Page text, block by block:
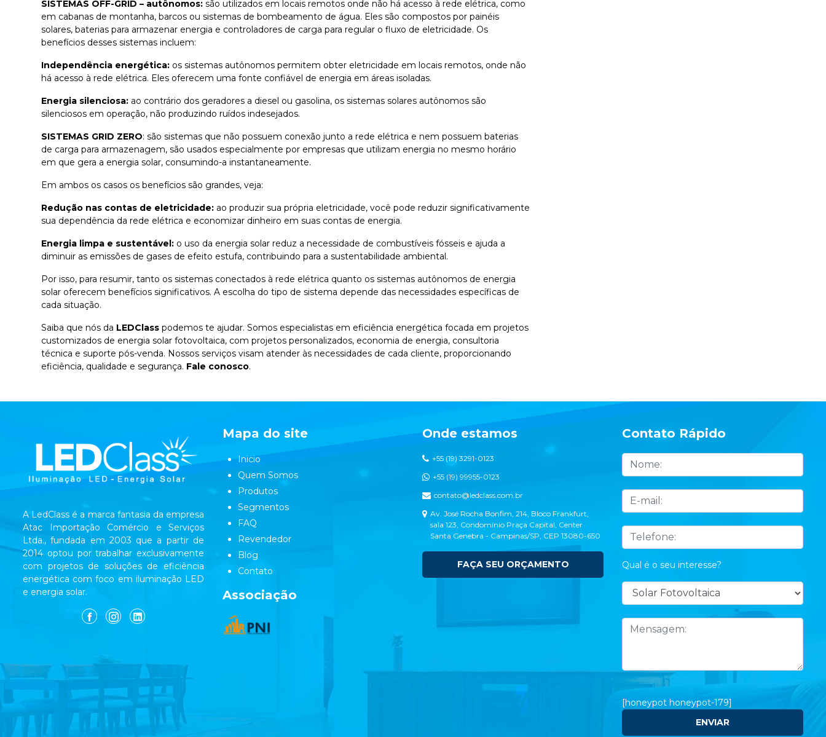
SISTEMAS OFF-GRID – autônomos: são utilizados em locais remotos onde não há acesso à rede elétrica, como
em cabanas de montanha, barcos ou sistemas de bombeamento de água. Eles são compostos por painéis
solares, baterias para armazenar energia e controladores de carga para regular o fluxo de eletricidade. Os
benefícios desses sistemas incluem:
Independência energética: os sistemas autônomos permitem obter eletricidade em locais remotos, onde não
há acesso à rede elétrica. Eles oferecem uma fonte confiável de energia em áreas isoladas.
Energia silenciosa: ao contrário dos geradores a diesel ou gasolina, os sistemas solares autônomos são
silenciosos em operação, não produzindo ruídos indesejados.
SISTEMAS GRID ZERO: são sistemas que não possuem conexão junto a rede elétrica e nem possuem baterias
de carga para armazenagem, são usados especialmente por empresas que utilizam energia no mesmo horário
em que gera a energia solar, consumindo-a instantaneamente.
Em ambos os casos os benefícios são grandes, veja:
Redução nas contas de eletricidade: ao produzir sua própria eletricidade, você pode reduzir significativamente
sua dependência da rede elétrica e economizar dinheiro em suas contas de energia.
Energia limpa e sustentável: o uso da energia solar reduz a necessidade de combustíveis fósseis e ajuda a
diminuir as emissões de gases de efeito estufa, contribuindo para a sustentabilidade ambiental.
Por isso, para resumir, tanto os sistemas conectados à rede elétrica quanto os sistemas autônomos de energia
solar oferecem benefícios significativos. A escolha do tipo de sistema depende das necessidades específicas de
cada situação.
Saiba que nós da LEDClass podemos te ajudar. Somos especialistas em eficiência energética focada em projetos
customizados de energia solar fotovoltaica, com projetos personalizados, economia de energia, consultoria
técnica e suporte pós-venda. Nossos serviços visam atender às necessidades de cada cliente, proporcionando
eficiência, qualidade e segurança. Fale conosco.
A LedClass é a marca fantasia da empresa
Atac Importação Comércio e Serviços
Ltda., fundada em 2003 que a partir de
2014 optou por trabalhar exclusivamente
com projetos de soluções de eficiência
energética com foco em iluminação LED
e energia solar.
Mapa do site
Inicio
Quem Somos
Produtos
Segmentos
FAQ
Revendedor
Blog
Contato
Associação
Onde estamos
+55 (19) 3291-0123
+55 (19) 99955-0123
contato@ledclass.com.br
Av. José Rocha Bonfim, 214, Bloco Frankfurt,
sala 123, Condomínio Praça Capital, Center
Santa Genebra - Campinas/SP, CEP 13080-650
FAÇA SEU ORÇAMENTO
Contato Rápido
Qual é o seu interesse?
[honeypot honeypot-179]